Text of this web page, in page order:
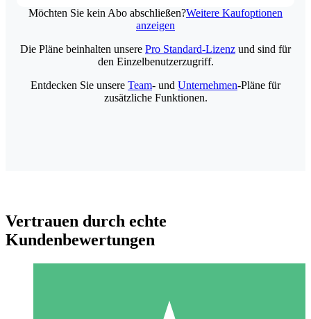
Möchten Sie kein Abo abschließen?Weitere Kaufoptionen
anzeigen
Die Pläne beinhalten unsere Pro Standard-Lizenz und sind für
den Einzelbenutzerzugriff.
Entdecken Sie unsere Team- und Unternehmen-Pläne für
zusätzliche Funktionen.
Vertrauen durch echte
Kundenbewertungen